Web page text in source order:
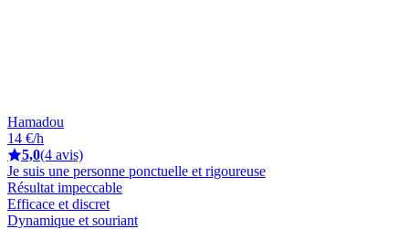
Hamadou
14 €/h
5,0(4 avis)
Je suis une personne ponctuelle et rigoureuse
Résultat impeccable
Efficace et discret
Dynamique et souriant